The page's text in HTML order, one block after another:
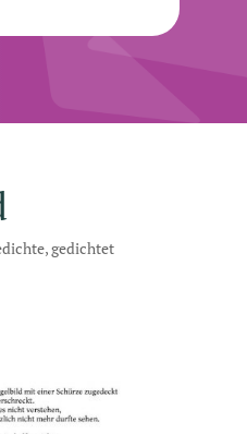
,gedichtet